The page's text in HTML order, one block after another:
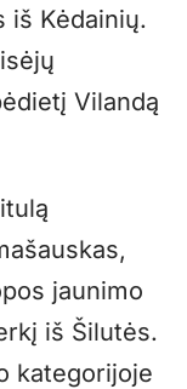
iš Kėdainių.
Vilandą
jaunimo
iš Šilutės.
kategorijoje